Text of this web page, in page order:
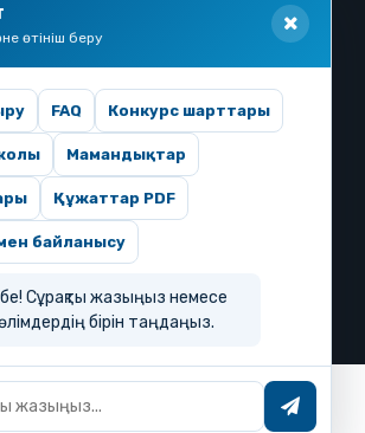
өтініш беру
FAQ Конкурс шарттары
Мамандықтар
Құжаттар PDF
байланысу
Сұрақты жазыңыз немесе
бірін таңдаңыз.